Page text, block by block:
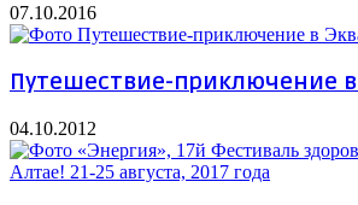
07.10.2016
Путешествие-приключение
04.10.2012